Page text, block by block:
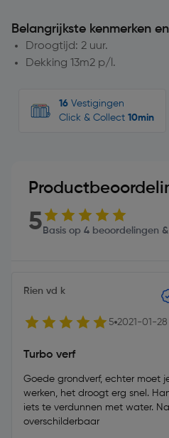
Belangrijkste kenmerken
Droogtijd: 2 uur.
Dekking 13m2 p/l.
16 Vestigingen
Click & Collect 10min
5 Basis op 4 beoordelingen
Rien vd k
5 2021-01-28
Turbo verf
Goede grondverf, echter moet
werken, het droogt erg snel.
iets te verdunnen met water.
overschilderbaar